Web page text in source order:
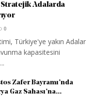
Adalarda
0
Türkiye'ye yakın Adalar
kapasitesini
Zafer Bayramı’nda
Gaz Sahası’na...